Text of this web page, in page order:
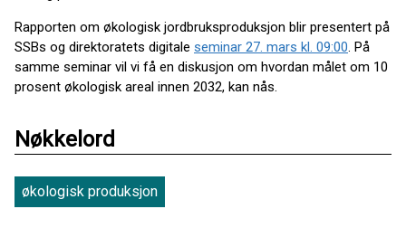
Rapporten om økologisk jordbruksproduksjon blir presentert på
SSBs og direktoratets digitale seminar 27. mars kl. 09:00. På
samme seminar vil vi få en diskusjon om hvordan målet om 10
prosent økologisk areal innen 2032, kan nås.
Nøkkelord
økologisk produksjon